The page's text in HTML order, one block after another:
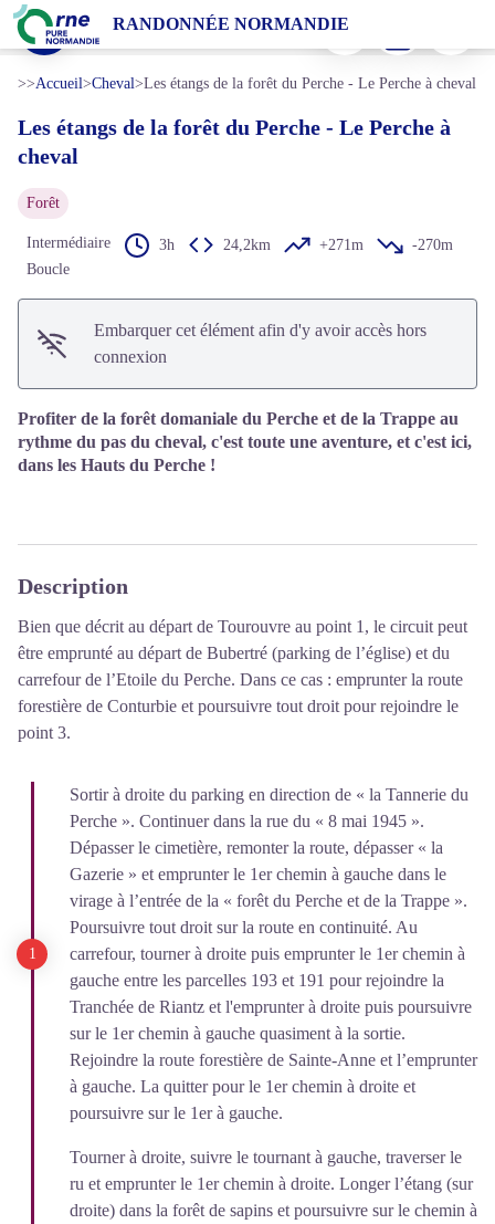
RANDONNÉE NORMANDIE
Les étangs de la forêt du Perche - Le Perche à cheval
Randonnée à cheval dans le Perche - JE Rubio
Voir l'image en plein écran
Imprimer
>>Accueil>Cheval>Les étangs de la forêt du Perche - Le Perche à cheval
Les étangs de la forêt du Perche - Le Perche à
cheval
Forêt
Intermédiaire 3h 24,2km +271m
-270m
Boucle
Embarquer cet élément afin d'y avoir accès hors
connexion
Profiter de la forêt domaniale du Perche et de la Trappe au
rythme du pas du cheval, c'est toute une aventure, et c'est ici,
dans les Hauts du Perche !
Description
Bien que décrit au départ de Tourouvre au point 1, le circuit peut
être emprunté au départ de Bubertré (parking de l’église) et du
carrefour de l’Etoile du Perche. Dans ce cas : emprunter la route
forestière de Conturbie et poursuivre tout droit pour rejoindre le
point 3.
Sortir à droite du parking en direction de « la Tannerie du
Perche ». Continuer dans la rue du « 8 mai 1945 ».
Dépasser le cimetière, remonter la route, dépasser « la
Gazerie » et emprunter le 1er chemin à gauche dans le
virage à l’entrée de la « forêt du Perche et de la Trappe ».
Poursuivre tout droit sur la route en continuité. Au
carrefour, tourner à droite puis emprunter le 1er chemin à
gauche entre les parcelles 193 et 191 pour rejoindre la
Tranchée de Riantz et l'emprunter à droite puis poursuivre
sur le 1er chemin à gauche quasiment à la sortie.
Rejoindre la route forestière de Sainte-Anne et l’emprunter
à gauche. La quitter pour le 1er chemin à droite et
poursuivre sur le 1er à gauche.
Tourner à droite, suivre le tournant à gauche, traverser le
ru et emprunter le 1er chemin à droite. Longer l’étang (sur
droite) dans la forêt de sapins et poursuivre sur le chemin à